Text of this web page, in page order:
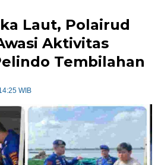
Laut, Polairud
Aktivitas
Tembilahan
WIB